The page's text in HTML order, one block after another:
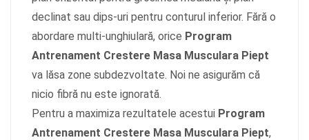
declinat sau dips-uri pentru conturul inferior. Fără o
abordare multi-unghiulară, orice Program
Antrenament Crestere Masa Musculara Piept
va lăsa zone subdezvoltate. Noi ne asigurăm că
nicio fibră nu este ignorată.
Pentru a maximiza rezultatele acestui Program
Antrenament Crestere Masa Musculara Piept,